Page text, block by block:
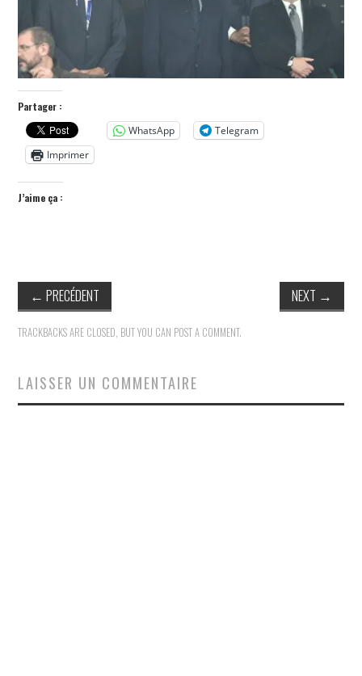
SPORT
Partager :
WhatsApp
Telegram
Imprimer
J’aime ça :
← PRECÉDENT NEXT →
TRACKBACKS ARE CLOSED, BUT YOU CAN POST A COMMENT.
LAISSER UN COMMENTAIRE